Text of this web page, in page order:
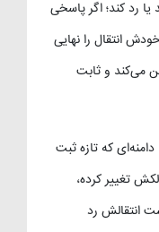
یا رد کند؛ اگر پاسخی
انتقال را نهایی
می‌کند و ثابت
که تازه ثبت
تغییر کرده،
انتقالش رد